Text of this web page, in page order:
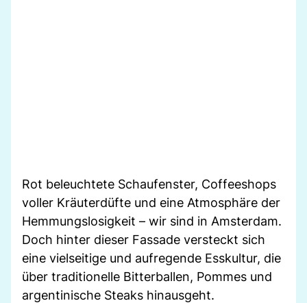
Rot beleuchtete Schaufenster, Coffeeshops
voller Kräuterdüfte und eine Atmosphäre der
Hemmungslosigkeit – wir sind in Amsterdam.
Doch hinter dieser Fassade versteckt sich
eine vielseitige und aufregende Esskultur, die
über traditionelle Bitterballen, Pommes und
argentinische Steaks hinausgeht.